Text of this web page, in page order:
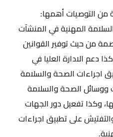
التوصيات أهمها:
المهنية في المنشآت
من حيث توفير القوانين
دعم الادارة العليا في
اجراءات الصحة والسلامة
ووسائل الصحة والسلامة
وكذا تفعيل دور الجهات
على تطبيق اجراءات